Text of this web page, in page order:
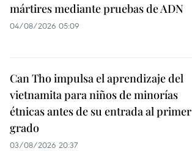
mártires mediante pruebas de ADN
04/08/2026 05:09
Can Tho impulsa el aprendizaje del
vietnamita para niños de minorías
étnicas antes de su entrada al primer
grado
03/08/2026 20:37